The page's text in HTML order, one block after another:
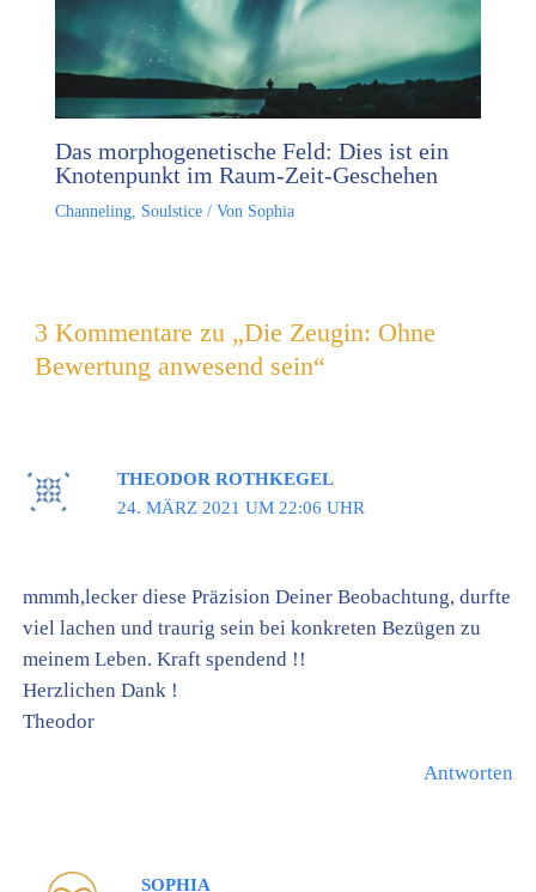
Das morphogenetische Feld: Dies ist ein
Knotenpunkt im Raum-Zeit-Geschehen
Channeling, Soulstice/ Von Sophia
3 Kommentare zu „Die Zeugin: Ohne
Bewertung anwesend sein“
THEODOR ROTHKEGEL
24. MÄRZ 2021 UM 22:06 UHR
mmmh,lecker diese Präzision Deiner Beobachtung, durfte
viel lachen und traurig sein bei konkreten Bezügen zu
meinem Leben. Kraft spendend !!
Herzlichen Dank !
Theodor
Antworten
SOPHIA